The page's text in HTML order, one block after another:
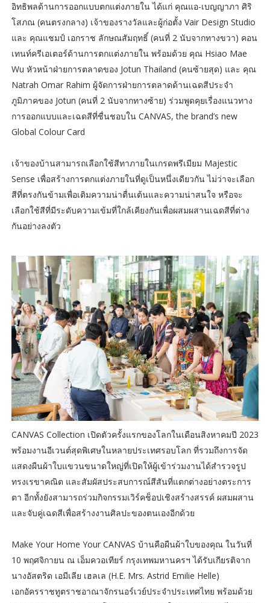
อิทธิพลด้านการออกแบบตกแต่งภายใน ได้แก่ คุณแอ-เบญญาภา ศิริ
โสภณ (คนตรงกลาง) เจ้าของรางวัลและผู้ก่อตั้ง Vair Design Studio
และ คุณแชมป์ เอกราช ลักษณสัมฤทธิ์ (คนที่ 2 นับจากทางขวา) คอน
เทนท์ครีเอเตอร์ด้านการตกแต่งภายใน พร้อมด้วย คุณ Hsiao Mae
Wu หัวหน้าฝ่ายการตลาดของ Jotun Thailand (คนซ้ายสุด) และ คุณ
Natrah Omar Rahim ผู้จัดการฝ่ายการตลาดด้านเฉดสีประจำ
ภูมิภาคของ Jotun (คนที่ 2 นับจากทางซ้าย) ร่วมพูดคุยเรื่องแนวทาง
การออกแบบและเฉดสีที่ชื่นชอบใน CANVAS, the brand’s new
Global Colour Card
เจ้าของบ้านสามารถเลือกใช้สีทาภายในเกรดพรีเมียม Majestic
Sense เพื่อสร้างการตกแต่งภายในที่ดูเป็นหนึ่งเดียวกัน ไม่ว่าจะเลือก
สีที่ตรงกันข้ามเพื่อเติมความน่าตื่นเต้นและความน่าสนใจ หรือจะ
เลือกใช้สีที่มีระดับความเข้มที่ใกล้เคียงกันเพื่อผสมผสานเฉดสีที่ต่าง
กันอย่างลงตัว
CANVAS Collection เปิดตัวครั้งแรกของโลกในเดือนสิงหาคมปี 2023
พร้อมงานอีเวนต์สุดพิเศษในหลายประเทศรอบโลก ที่รวมถึงการจัด
แสดงผืนผ้าใบแขวนขนาดใหญ่ที่เปิดให้ผู้เข้าร่วมงานได้สำรวจรูป
ทรงเรขาคณิต และสัมผัสประสบการณ์สีสันที่แตกต่างอย่างตระการ
ตา อีกทั้งยังสามารถร่วมกิจกรรมเวิร์คช็อปเชิงสร้างสรรค์ ผสมผสาน
และจับคู่เฉดสีเพื่อสร้างงานศิลปะของตนเองอีกด้วย
Make Your Home Your CANVAS บ้านคือผืนผ้าใบของคุณ ในวันที่
10 พฤศจิกายน ณ เอ็มควอเทียร์ กรุงเทพมหานครฯ ได้รับเกียรติจาก
นางอัสตริด เอมีเลีย เฮลเล (H.E. Mrs. Astrid Emilie Helle)
เอกอัครราชทูตราชอาณาจักรนอร์เวย์ประจำประเทศไทย พร้อมด้วย